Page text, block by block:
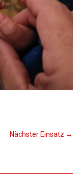
Nächster Einsatz →